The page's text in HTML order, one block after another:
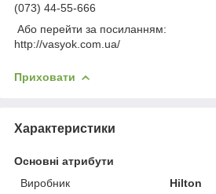
(073) 44-55-666
Або перейти за посиланням:
http://vasyok.com.ua/
Приховати
Характеристики
Основні атрибути
Виробник
Hilton